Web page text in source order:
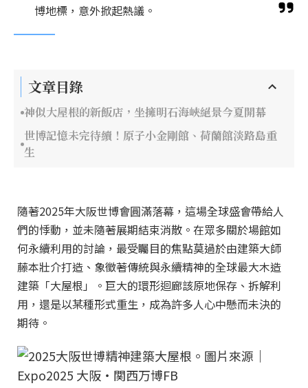
博地標，意外掀起熱議。
文章目錄
神似大屋根的新飯店，坐擁明石海峽絕景今夏開幕
世博記憶未完待續！原子小金剛館、荷蘭館淡路島重
生
隨著2025年大阪世博會圓滿落幕，這場全球盛會帶給人
們的悸動，並未隨著展期結束消散。在眾多關於場館如
何永續利用的討論，最受矚目的焦點莫過於由建築大師
藤本壯介打造、象徵著傳統與永續精神的全球最大木造
建築「大屋根」。巨大的環形迴廊該原地保存、拆解利
用，還是以某種形式重生，成為許多人心中懸而未決的
期待。